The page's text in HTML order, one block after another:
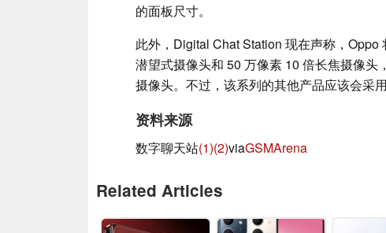
的面板尺寸。
此外，Digital Chat Station 现在声称，
潜望式摄像头和 50 万像素 10 倍长焦摄像
摄像头。不过，该系列的其他产品应该会采
资料来源
数字聊天站(1)(2)viaGSMArena
Related Articles